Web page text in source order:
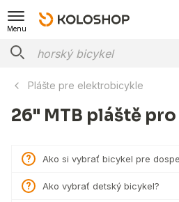
Menu
Plášte pre elektrobicykle
26" MTB pláště
Ako si vybrať bicykel pre
Ako vybrať detský bicykel?